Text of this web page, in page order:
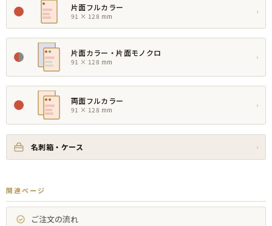
片面フルカラー
91 × 128 mm
›
片面カラー・片面モノクロ
91 × 128 mm
›
両面フルカラー
91 × 128 mm
›
名刺箱・ケース ›
関連ページ
ご注文の流れ